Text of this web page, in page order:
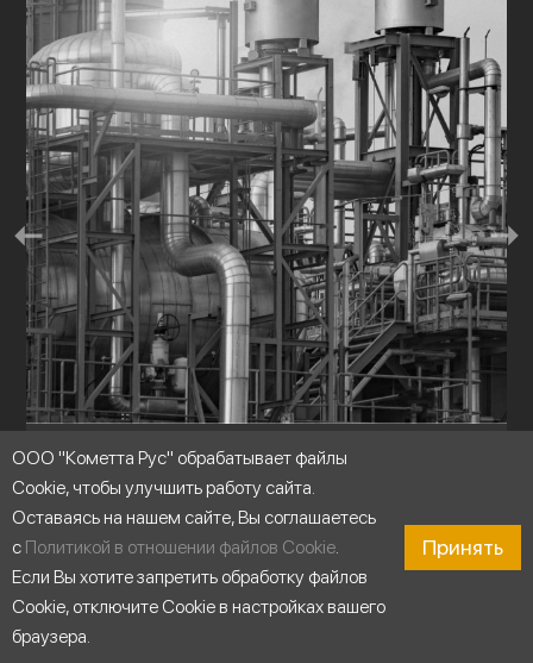
Промышленность
ООО "Кометта Рус" обрабатывает файлы
Cookie, чтобы улучшить работу сайта.
Оставаясь на нашем сайте, Вы соглашаетесь
с Политикой в отношении файлов Cookie.
Если Вы хотите запретить обработку файлов
Cookie, отключите Cookie в настройках вашего
браузера.
Принять